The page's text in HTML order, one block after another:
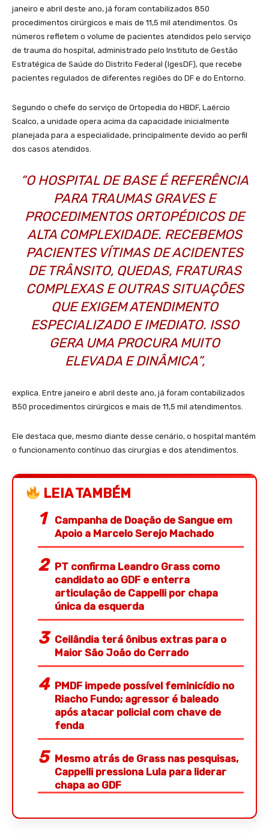
janeiro e abril deste ano, já foram contabilizados 850
procedimentos cirúrgicos e mais de 11,5 mil atendimentos. Os
números refletem o volume de pacientes atendidos pelo serviço
de trauma do hospital, administrado pelo Instituto de Gestão
Estratégica de Saúde do Distrito Federal (IgesDF), que recebe
pacientes regulados de diferentes regiões do DF e do Entorno.
Segundo o chefe do serviço de Ortopedia do HBDF, Laércio
Scalco, a unidade opera acima da capacidade inicialmente
planejada para a especialidade, principalmente devido ao perfil
dos casos atendidos.
“O HOSPITAL DE BASE É REFERÊNCIA
PARA TRAUMAS GRAVES E
PROCEDIMENTOS ORTOPÉDICOS DE
ALTA COMPLEXIDADE. RECEBEMOS
PACIENTES VÍTIMAS DE ACIDENTES
DE TRÂNSITO, QUEDAS, FRATURAS
COMPLEXAS E OUTRAS SITUAÇÕES
QUE EXIGEM ATENDIMENTO
ESPECIALIZADO E IMEDIATO. ISSO
GERA UMA PROCURA MUITO
ELEVADA E DINÂMICA”,
explica. Entre janeiro e abril deste ano, já foram contabilizados
850 procedimentos cirúrgicos e mais de 11,5 mil atendimentos.
Ele destaca que, mesmo diante desse cenário, o hospital mantém
o funcionamento contínuo das cirurgias e dos atendimentos.
LEIA TAMBÉM
Campanha de Doação de Sangue em
Apoio a Marcelo Serejo Machado
PT confirma Leandro Grass como
candidato ao GDF e enterra
articulação de Cappelli por chapa
única da esquerda
Ceilândia terá ônibus extras para o
Maior São João do Cerrado
PMDF impede possível feminicídio no
Riacho Fundo; agressor é baleado
após atacar policial com chave de
fenda
Mesmo atrás de Grass nas pesquisas,
Cappelli pressiona Lula para liderar
chapa ao GDF